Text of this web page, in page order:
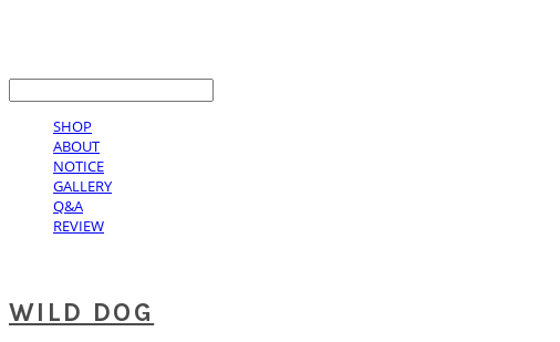
SHOP
ABOUT
NOTICE
GALLERY
Q&A
REVIEW
WILD DOG